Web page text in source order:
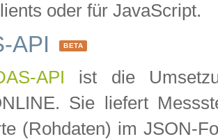
oder für JavaScript.
API BETA
API ist die
Sie liefert
(Rohdaten) im JSON-